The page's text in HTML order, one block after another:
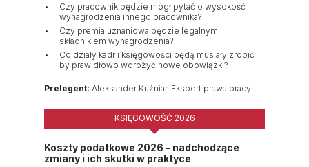
KSIĘGOWOŚĆ 2026
Prelegent: Aleksander Kuźniar, Ekspert prawa pracy
Czy pracownik będzie mógł pytać o wysokość
wynagrodzenia innego pracownika?
Czy premia uznaniowa będzie legalnym
składnikiem wynagrodzenia?
Co działy kadr i księgowości będą musiały zrobić
by prawidłowo wdrożyć nowe obowiązki?
Koszty podatkowe 2026 – nadchodzące
zmiany i ich skutki w praktyce